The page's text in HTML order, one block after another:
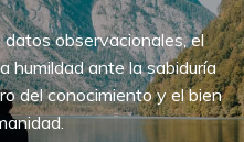
observacionales, el
humildad ante la sabiduría
del conocimiento y el bien